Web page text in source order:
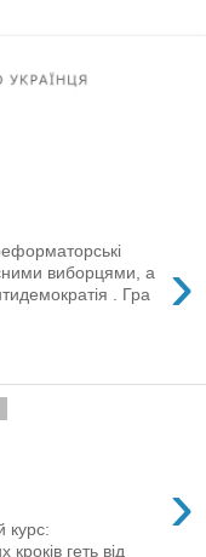
›
виборцями, а
. Гра
›
курс:
геть від